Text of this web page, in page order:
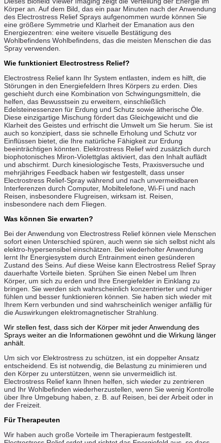
Körper an. Auf dem Bild, das ein paar Minuten nach der Anwendung
des Electrostress Relief Sprays aufgenommen wurde können Sie
eine größere Symmetrie und Klarheit der Emanation aus den
Energiezentren: eine weitere visuelle Bestätigung des
Wohlbefindens Wohlbefindens, das die meisten Menschen die das
Spray verwenden.
Wie funktioniert Electrostress Relief?
Electrostress Relief kann Ihr System entlasten, indem es hilft, die
Störungen in den Energiefeldern Ihres Körpers zu erden. Dies
geschieht durch eine Kombination von Schwingungsmitteln, die
helfen, das Bewusstsein zu erweitern, einschließlich
Edelsteinessenzen für Erdung und Schutz sowie ätherische Öle.
Diese einzigartige Mischung fördert das Gleichgewicht und die
Klarheit des Geistes und erfrischt die Umwelt um Sie herum. Sie ist
auch so konzipiert, dass sie schnelle Erholung und Schutz vor
Einflüssen bietet, die Ihre natürliche Fähigkeit zur Erdung
beeinträchtigen könnten. Elektrostress Relief wird zusätzlich durch
biophotonisches Miron-Violettglas aktiviert, das den Inhalt auflädt
und abschirmt. Durch kinesiologische Tests, Praxisversuche und
mehrjähriges Feedback haben wir festgestellt, dass unser
Electrostress Relief-Spray während und nach unvermeidbaren
Interferenzen durch Computer, Mobiltelefone, Wi-Fi und nach
Reisen, insbesondere Flugreisen, wirksam ist. Reisen,
insbesondere nach dem Fliegen.
Was können Sie erwarten?
Bei der Anwendung von Electrostress Relief können viele Menschen
sofort einen Unterschied spüren, auch wenn sie sich selbst nicht als
elektro-hypersensibel einschätzen. Bei wiederholter Anwendung
lernt Ihr Energiesystem durch Entrainment einen gesünderen
Zustand des Seins. Auf diese Weise kann Electrostress Relief Spray
dauerhafte Vorteile bieten. Sprühen Sie einen Nebel um Ihren
Körper, um sich zu erden und Ihre Energiefelder in Einklang zu
bringen. Sie werden sich wahrscheinlich konzentrierter und ruhiger
fühlen und besser funktionieren können. Sie haben sich wieder mit
Ihrem Kern verbunden und sind wahrscheinlich weniger anfällig für
die Auswirkungen elektromagnetischer Strahlung.
Wir stellen fest, dass sich der Körper mit jeder Anwendung des
Sprays weiter an die Informationen gewöhnt und die Wirkung länger
anhält.
Um sich vor Elektrostress zu schützen, ist ein doppelter Ansatz
entscheidend. Es ist notwendig, die Belastung zu minimieren und
den Körper zu unterstützen, wenn sie unvermeidlich ist.
Electrostress Relief kann Ihnen helfen, sich wieder zu zentrieren
und Ihr Wohlbefinden wiederherzustellen, wenn Sie wenig Kontrolle
über Ihre Umgebung haben, z. B. auf Reisen, bei der Arbeit oder in
der Freizeit.
Für Therapeuten
Wir haben auch große Vorteile im Therapieraum festgestellt.